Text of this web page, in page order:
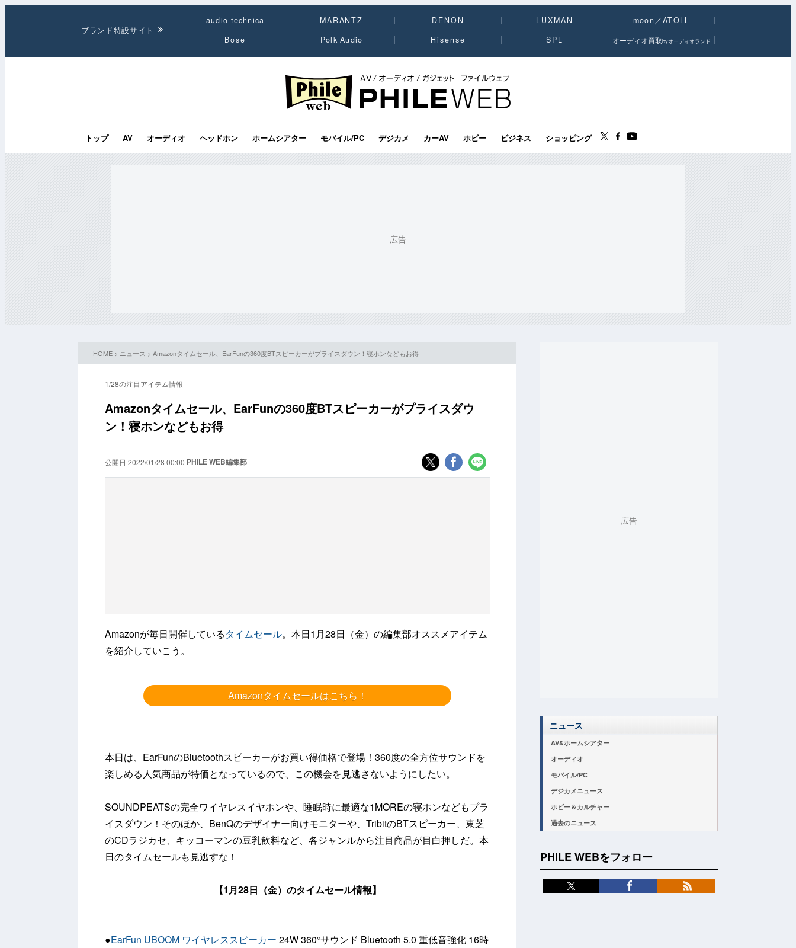
ブランド特設サイト
audio-technica MARANTZ DENON LUXMAN
moon／ATOLL
Bose
Polk Audio Hisense SPL オーディオ買取byオーディオランド
PHILE WEB｜AV/オーディオ/ガジェット
トップ AV オーディオ ヘッドホン ホームシアター モバイル/PC デジカメ カーAV ホビー ビジネス ショッピング
HOME > ニュース > Amazonタイムセール、EarFunの360度BTスピーカーがプライスダウン！寝ホンなどもお得
1/28の注目アイテム情報
Amazonタイムセール、EarFunの360度BTスピーカーがプライスダウ
ン！寝ホンなどもお得
公開日 2022/01/28 00:00 PHILE WEB編集部
Amazonが毎日開催しているタイムセール。本日1月28日（金）の編集部オススメアイテム
を紹介していこう。
Amazonタイムセールはこちら！
本日は、EarFunのBluetoothスピーカーがお買い得価格で登場！360度の全方位サウンドを
楽しめる人気商品が特価となっているので、この機会を見逃さないようにしたい。
SOUNDPEATSの完全ワイヤレスイヤホンや、睡眠時に最適な1MOREの寝ホンなどもプラ
イスダウン！そのほか、BenQのデザイナー向けモニターや、TribitのBTスピーカー、東芝
のCDラジカセ、キッコーマンの豆乳飲料など、各ジャンルから注目商品が目白押しだ。本
日のタイムセールも見逃すな！
【1月28日（金）のタイムセール情報】
●EarFun UBOOM ワイヤレススピーカー 24W 360°サウンド Bluetooth 5.0 重低音強化 16時
ニュース
AV&ホームシアター
オーディオ
モバイル/PC
デジカメニュース
ホビー＆カルチャー
過去のニュース
PHILE WEBをフォロー